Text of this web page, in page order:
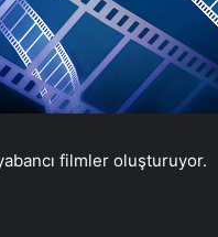
filmler oluşturuyor.